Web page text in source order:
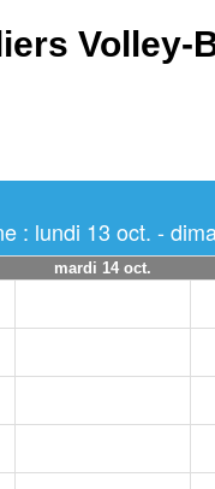
Volley-
: lundi 13 oct. -
mardi 14 oct.